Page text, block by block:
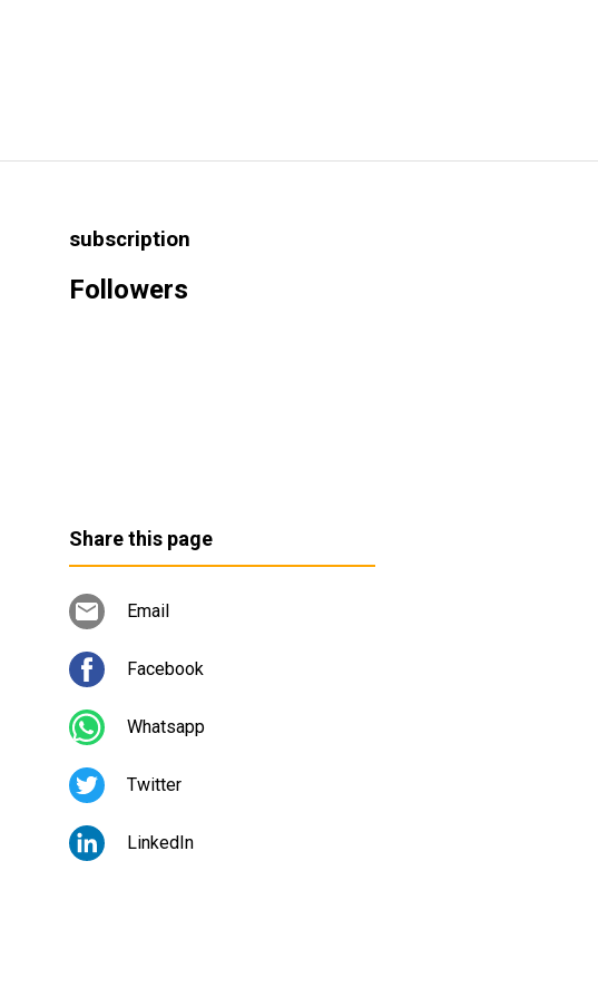
subscription
Followers
Share this page
Email
Facebook
Whatsapp
Twitter
LinkedIn